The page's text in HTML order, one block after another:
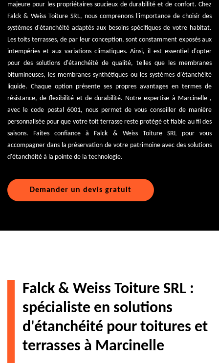
majeure pour les propriétaires soucieux de durabilité et de confort. Chez
Falck & Weiss Toiture SRL, nous comprenons l'importance de choisir des
systèmes d'étanchéité adaptés aux besoins spécifiques de votre habitat.
Les toits terrasses, de par leur conception, sont constamment exposés aux
intempéries et aux variations climatiques. Ainsi, il est essentiel d'opter
pour des solutions d'étanchéité de qualité, telles que les membranes
bitumineuses, les membranes synthétiques ou les systèmes d'étanchéité
liquide. Chaque option présente ses propres avantages en termes de
résistance, de flexibilité et de durabilité. Notre expertise à Marcinelle ,
avec le code postal 6001, nous permet de vous conseiller de manière
personnalisée pour que votre toit terrasse reste protégé et fiable au fil des
saisons. Faites confiance à Falck & Weiss Toiture SRL pour vous
accompagner dans la préservation de votre patrimoine avec des solutions
d'étanchéité à la pointe de la technologie.
Demander un devis gratuit
Falck & Weiss Toiture SRL :
spécialiste en solutions
d'étanchéité pour toitures et
terrasses à Marcinelle